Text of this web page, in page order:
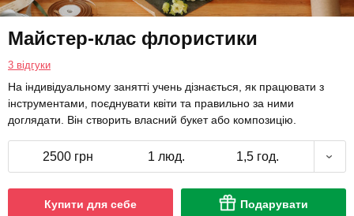
Майстер-клас флористики
3 відгуки
На індивідуальному занятті учень дізнається, як працювати з
інструментами, поєднувати квіти та правильно за ними
доглядати. Він створить власний букет або композицію.
2500 грн 1 люд. 1,5 год.
Купити для себе Подарувати